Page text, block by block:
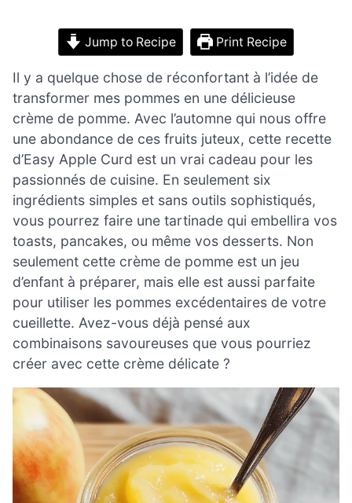
Jump to Recipe Print Recipe
Il y a quelque chose de réconfortant à l’idée de
transformer mes pommes en une délicieuse
crème de pomme. Avec l’automne qui nous offre
une abondance de ces fruits juteux, cette recette
d’Easy Apple Curd est un vrai cadeau pour les
passionnés de cuisine. En seulement six
ingrédients simples et sans outils sophistiqués,
vous pourrez faire une tartinade qui embellira vos
toasts, pancakes, ou même vos desserts. Non
seulement cette crème de pomme est un jeu
d’enfant à préparer, mais elle est aussi parfaite
pour utiliser les pommes excédentaires de votre
cueillette. Avez-vous déjà pensé aux
combinaisons savoureuses que vous pourriez
créer avec cette crème délicate ?